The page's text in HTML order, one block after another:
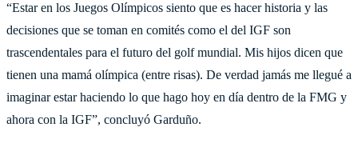
“Estar en los Juegos Olímpicos siento que es hacer historia y las
decisiones que se toman en comités como el del IGF son
trascendentales para el futuro del golf mundial. Mis hijos dicen que
tienen una mamá olímpica (entre risas). De verdad jamás me llegué a
imaginar estar haciendo lo que hago hoy en día dentro de la FMG y
ahora con la IGF”, concluyó Garduño.